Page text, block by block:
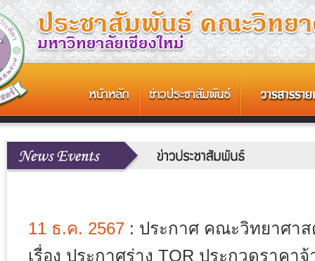
11 ธ.ค. 2567 : ประกาศ คณะวิทยาศา
เรื่อง ประกาศร่าง TOR ประกวดราคา